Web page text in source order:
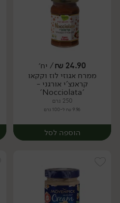
יח׳
24.90
₪/ יח׳
ממרח אגוזי לוז וקקאו
קראנצ'י אורגני -
'Nocciolata'
250 גרם
9.96 ₪ ל-100 גרם
הוספה לסל